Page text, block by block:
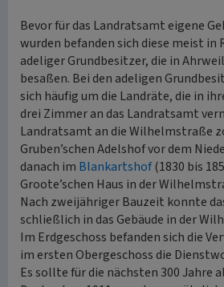
Bevor für das Landratsamt eigene
wurden befanden sich diese meist in
adeliger Grundbesitzer, die in
besaßen. Bei den adeligen
sich häufig um die Landräte, die in
drei Zimmer an das Landratsamt
Landratsamt an die Wilhelmstraße
Gruben’schen Adelshof vor dem
danach im Blankartshof(1830 bis
Groote’schen Haus in der
Nach zweijähriger Bauzeit konnte
schließlich in das Gebäude in der
Im Erdgeschoss befanden sich die
im ersten Obergeschoss die
Es sollte für die nächsten 300 Jahre